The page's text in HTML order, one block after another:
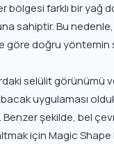
farklı bir yağ
sahiptir. Bu
göre doğru yöntemin
selülit görünümü
uygulaması
şekilde, bel
içinMagic